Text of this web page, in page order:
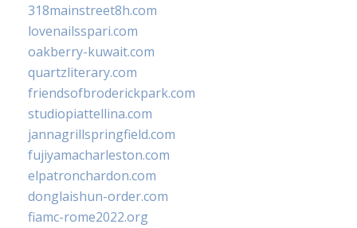
318mainstreet8h.com
lovenailsspari.com
oakberry-kuwait.com
quartzliterary.com
friendsofbroderickpark.com
studiopiattellina.com
jannagrillspringfield.com
fujiyamacharleston.com
elpatronchardon.com
donglaishun-order.com
fiamc-rome2022.org